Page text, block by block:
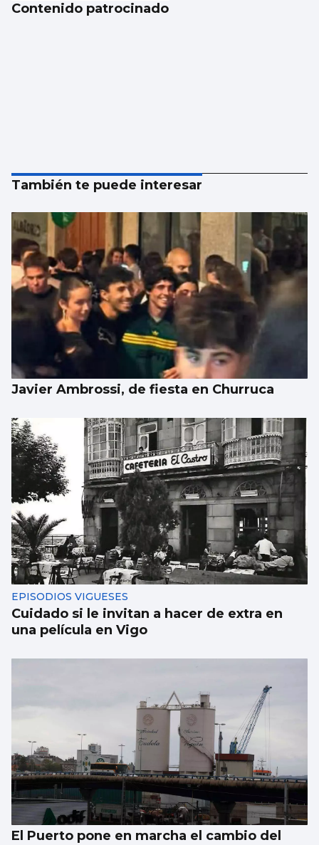
Contenido patrocinado
También te puede interesar
Javier Ambrossi, de fiesta en Churruca
EPISODIOS VIGUESES
Cuidado si le invitan a hacer de extra en
una película en Vigo
El Puerto pone en marcha el cambio del